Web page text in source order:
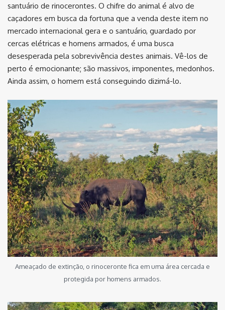
santuário de rinocerontes. O chifre do animal é alvo de
caçadores em busca da fortuna que a venda deste item no
mercado internacional gera e o santuário, guardado por
cercas elétricas e homens armados, é uma busca
desesperada pela sobrevivência destes animais. Vê-los de
perto é emocionante; são massivos, imponentes, medonhos.
Ainda assim, o homem está conseguindo dizimá-lo.
Ameaçado de extinção, o rinoceronte fica em uma área cercada e
protegida por homens armados.